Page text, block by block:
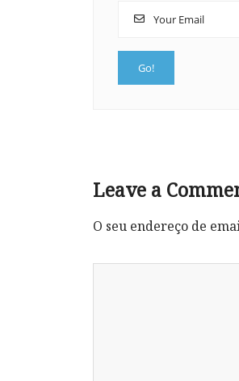
Leave a
O seu endereço de